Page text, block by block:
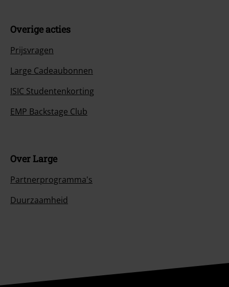
Overige acties
Prijsvragen
Large Cadeaubonnen
ISIC Studentenkorting
EMP Backstage Club
Over Large
Partnerprogramma's
Duurzaamheid